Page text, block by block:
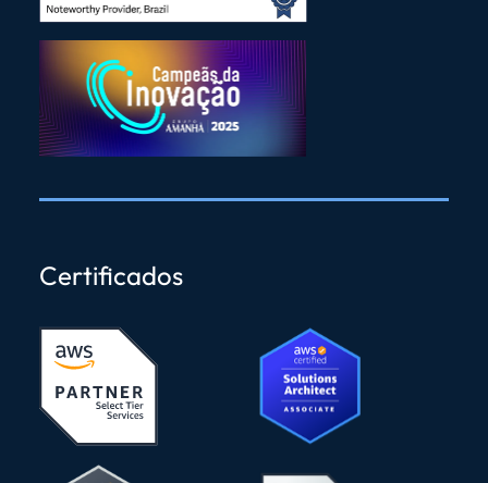
Certificados